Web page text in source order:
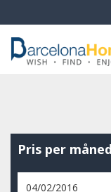
Pris per måned